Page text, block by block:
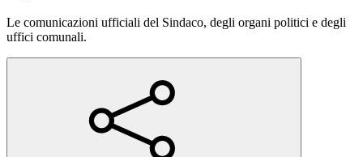
Le comunicazioni ufficiali del Sindaco, degli organi politici e degli
uffici comunali.